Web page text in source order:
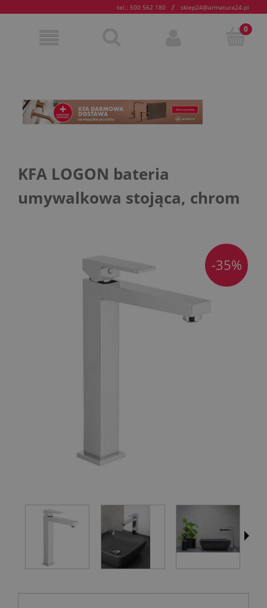
tel.: 500 562 180 / sklep24@armatura24.pl
KFA LOGON bateria
umywalkowa stojąca, chrom
-35%